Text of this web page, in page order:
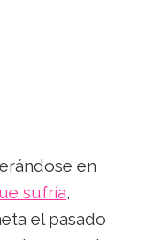
en
sufría,
el pasado